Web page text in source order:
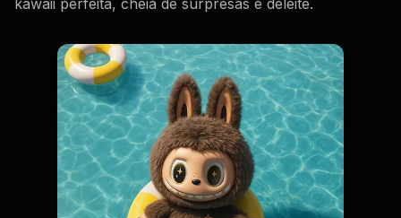
kawaii perfeita, cheia de surpresas e deleite.